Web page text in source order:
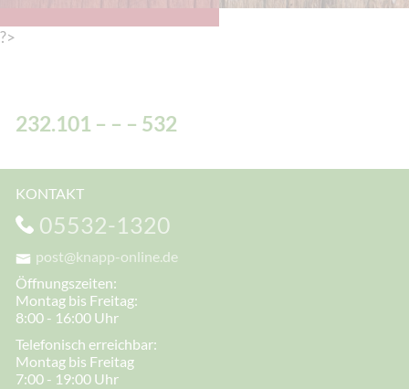
?>
232.101 – – – 532
KONTAKT
05532-1320
post@knapp-online.de
Öffnungszeiten:
Montag bis Freitag:
8:00 - 16:00 Uhr
Telefonisch erreichbar:
Montag bis Freitag
7:00 - 19:00 Uhr